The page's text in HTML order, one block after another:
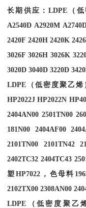
长期供应：LDPE （
A2540D A2920M
2420F 2420H 2420K
3026F 3026H 3026K
3020D 3040D 3220D
LDPE （低密度聚乙
HP2022J HP2022N
2404AN00 2501TN00
181N00 2404AF00
2101TN00 2101TN42
2402TC32 2404TC43
塑 HP7022，色母料
2102TX00 2308AN00
LDPE （低密度聚乙